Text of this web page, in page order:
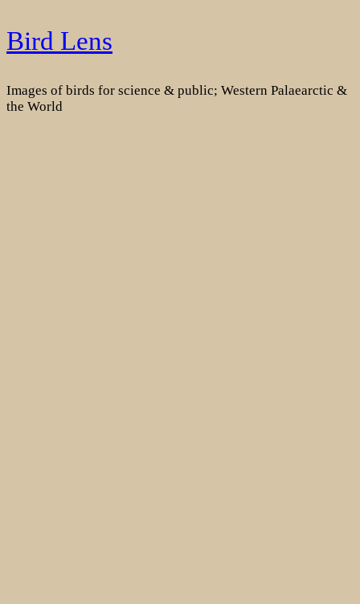
Skip
to
Bird Lens
Images of birds for science & public; Western Palaearctic &
the World